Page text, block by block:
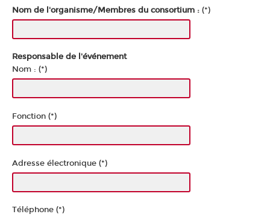
Nom de l'organisme/Membres du consortium : (*)
Responsable de l'événement
Nom : (*)
Fonction (*)
Adresse électronique (*)
Téléphone (*)